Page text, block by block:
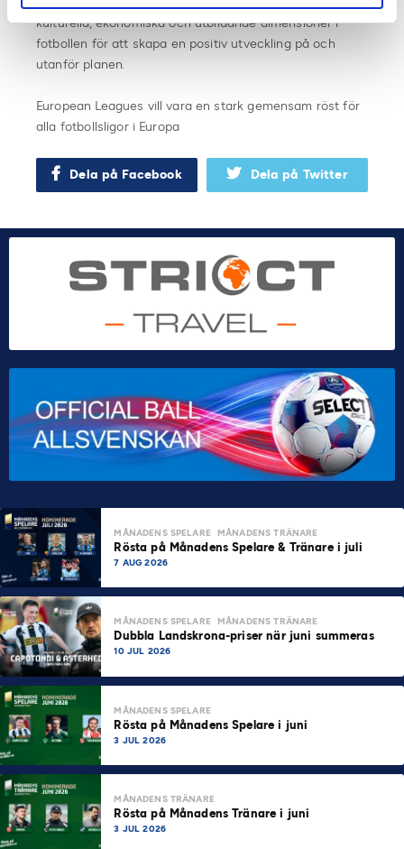
kulturella, ekonomiska och utbildande dimensioner i
fotbollen för att skapa en positiv utveckling på och
utanför planen.
European Leagues vill vara en stark gemensam röst för
alla fotbollsligor i Europa
Dela på Facebook Dela på Twitter
MÅNADENS SPELARE MÅNADENS TRÄNARE
Rösta på Månadens Spelare & Tränare i juli
7 AUG 2026
MÅNADENS SPELARE MÅNADENS TRÄNARE
Dubbla Landskrona-priser när juni summeras
10 JUL 2026
MÅNADENS SPELARE
Rösta på Månadens Spelare i juni
3 JUL 2026
MÅNADENS TRÄNARE
Rösta på Månadens Tränare i juni
3 JUL 2026